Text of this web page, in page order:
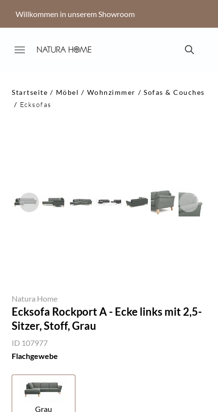
Willkommen in unserem Showroom
Startseite Möbel Wohnzimmer
Sofas & Couches
Ecksofas
Natura Home
Ecksofa Rockport A - Ecke links mit 2,5-
Sitzer, Stoff, Grau
ID 107977
Flachgewebe
Grau